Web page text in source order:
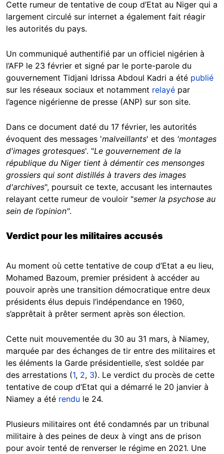
Cette rumeur de tentative de coup d’Etat au Niger qui a
largement circulé sur internet a également fait réagir
les autorités du pays.
Un communiqué authentifié par un officiel nigérien à
l’AFP le 23 février et signé par le porte-parole du
gouvernement Tidjani Idrissa Abdoul Kadri a été publié
sur les réseaux sociaux et notamment relayé par
l’agence nigérienne de presse (ANP) sur son site.
Dans ce document daté du 17 février, les autorités
évoquent des messages 'malveillants' et des 'montages
d'images grotesques'. "Le gouvernement de la
république du Niger tient à démentir ces mensonges
grossiers qui sont distillés à travers des images
d'archives", poursuit ce texte, accusant les internautes
relayant cette rumeur de vouloir "semer la psychose au
sein de l’opinion".
Verdict pour les militaires accusés
Au moment où cette tentative de coup d’Etat a eu lieu,
Mohamed Bazoum, premier président à accéder au
pouvoir après une transition démocratique entre deux
présidents élus depuis l’indépendance en 1960,
s’apprêtait à prêter serment après son élection.
Cette nuit mouvementée du 30 au 31 mars, à Niamey,
marquée par des échanges de tir entre des militaires et
les éléments la Garde présidentielle, s’est soldée par
des arrestations (1, 2, 3). Le verdict du procès de cette
tentative de coup d’Etat qui a démarré le 20 janvier à
Niamey a été rendu le 24.
Plusieurs militaires ont été condamnés par un tribunal
militaire à des peines de deux à vingt ans de prison
pour avoir tenté de renverser le régime en 2021. Une